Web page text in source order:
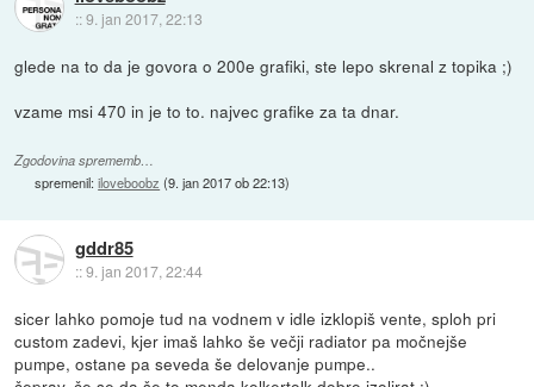
::9. jan 2017, 22:13
glede na to da je govora o 200e grafiki, ste lepo skrenal z topika ;)
vzame msi 470 in je to to. najvec grafike za ta dnar.
Zgodovina sprememb…
spremenil:iloveboobz (9. jan 2017 ob 22:13)
gddr85
::9. jan 2017, 22:44
sicer lahko pomoje tud na vodnem v idle izklopiš vente, sploh pri
custom zadevi, kjer imaš lahko še večji radiator pa močnejše
pumpe, ostane pa seveda še delovanje pumpe..